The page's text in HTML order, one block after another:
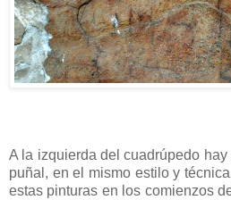
A la izquierda del cuadrúpedo
puñal, en el mismo estilo y
estas pinturas en los comienzos